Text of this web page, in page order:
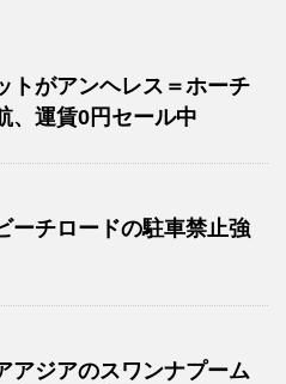
トがアンヘレス＝ホーチ
、運賃0円セール中
ーチロードの駐車禁止強
アジアのスワンナプーム